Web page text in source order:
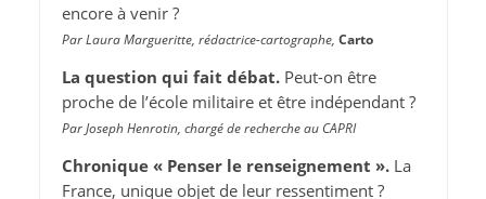
encore à venir ?
Par Laura Margueritte, rédactrice-cartographe, Carto
La question qui fait débat. Peut-on être
proche de l’école militaire et être indépendant ?
Par Joseph Henrotin, chargé de recherche au CAPRI
Chronique « Penser le renseignement ».La
France, unique objet de leur ressentiment ?